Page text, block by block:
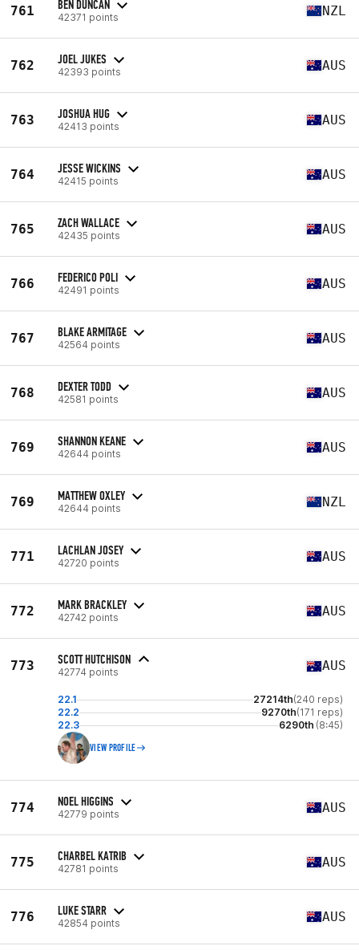
761 BEN DUNCAN
42371 points NZL
762 JOEL JUKES
42393 points AUS
763 JOSHUA HUG
42413 points AUS
764 JESSE WICKINS
42415 points AUS
765 ZACH WALLACE
42435 points AUS
766 FEDERICO POLI
42491 points AUS
767 BLAKE ARMITAGE
42564 points AUS
768 DEXTER TODD
42581 points AUS
769 SHANNON KEANE
42644 points AUS
769 MATTHEW OXLEY
42644 points NZL
771 LACHLAN JOSEY
42720 points AUS
772 MARK BRACKLEY
42742 points AUS
773 SCOTT HUTCHISON
42774 points AUS
22.1 27214th(240 reps)
22.2
9270th(171 reps)
22.3
6290th (8:45)
VIEW PROFILE
774 NOEL HIGGINS
42779 points AUS
775 CHARBEL KATRIB
42781 points AUS
776 LUKE STARR
42854 points AUS